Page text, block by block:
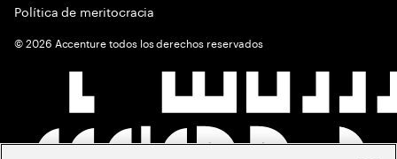
Política de meritocracia
©2026 Accenture todos los derechos reservados